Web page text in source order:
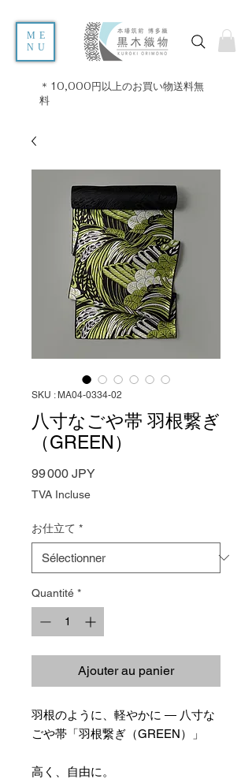
ME
NU
＊10,000円以上のお買い物送料無
料
SKU : MA04-0334-02
八寸なごや帯 羽根繋ぎ
（GREEN）
99 000 JPYPrix
TVA Incluse
お仕立て *
Quantité *
Ajouter au panier
羽根のように、軽やかに ― 八寸な
ごや帯「羽根繋ぎ（GREEN）」
高く、自由に。